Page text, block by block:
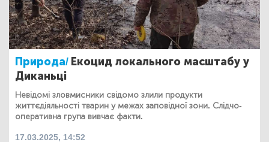
Природа/ Екоцид локального масштабу у
Диканьці
Невідомі зловмисники свідомо злили продукти
життєдіяльності тварин у межах заповідної зони. Слідчо-
оперативна група вивчає факти.
17.03.2025, 14:52